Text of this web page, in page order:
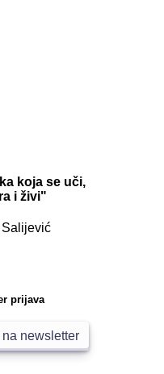
koja se uči,
i živi"
prijava
newsletter